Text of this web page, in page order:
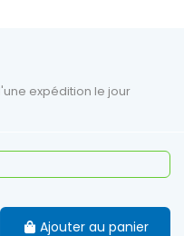
expédition le jour
Ajouter au panier